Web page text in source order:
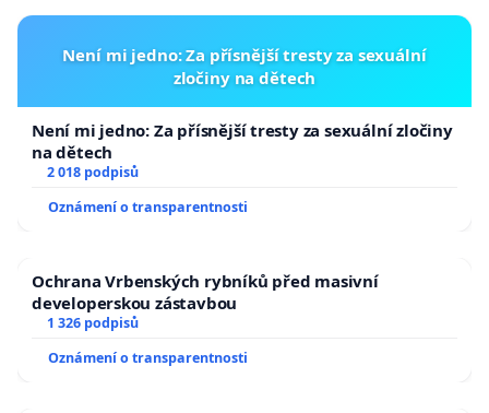
Není mi jedno: Za přísnější tresty za sexuální
zločiny na dětech
Není mi jedno: Za přísnější tresty za sexuální zločiny
na dětech
2 018 podpisů
Oznámení o transparentnosti
Ochrana Vrbenských rybníků před masivní
developerskou zástavbou
1 326 podpisů
Oznámení o transparentnosti